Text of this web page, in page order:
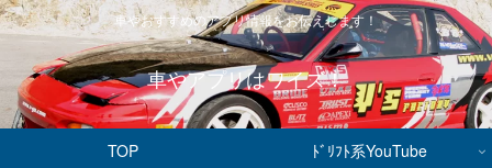
車やおすすめのアプリ情報をお伝えします！
車やアプリはワイズ！
TOP
ﾄﾞﾘﾌﾄ系YouTube